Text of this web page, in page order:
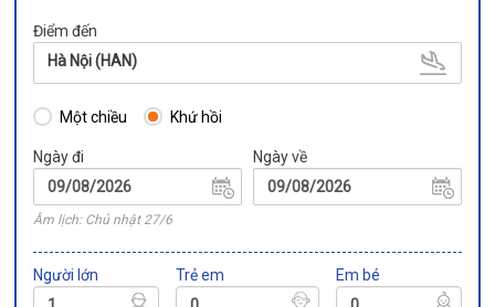
Điểm đến
Hà Nội (HAN)
Một chiều Khứ hồi
Ngày đi
Âm lịch: Chủ nhật 27/6
Ngày về
Người lớn Trẻ em Em bé